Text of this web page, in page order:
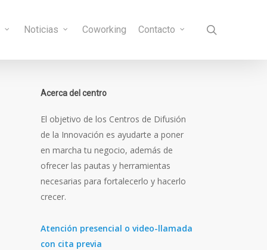
Noticias Coworking Contacto
Acerca del centro
El objetivo de los Centros de Difusión
de la Innovación es ayudarte a poner
en marcha tu negocio, además de
ofrecer las pautas y herramientas
necesarias para fortalecerlo y hacerlo
crecer.
Atención presencial o video-llamada
con cita previa